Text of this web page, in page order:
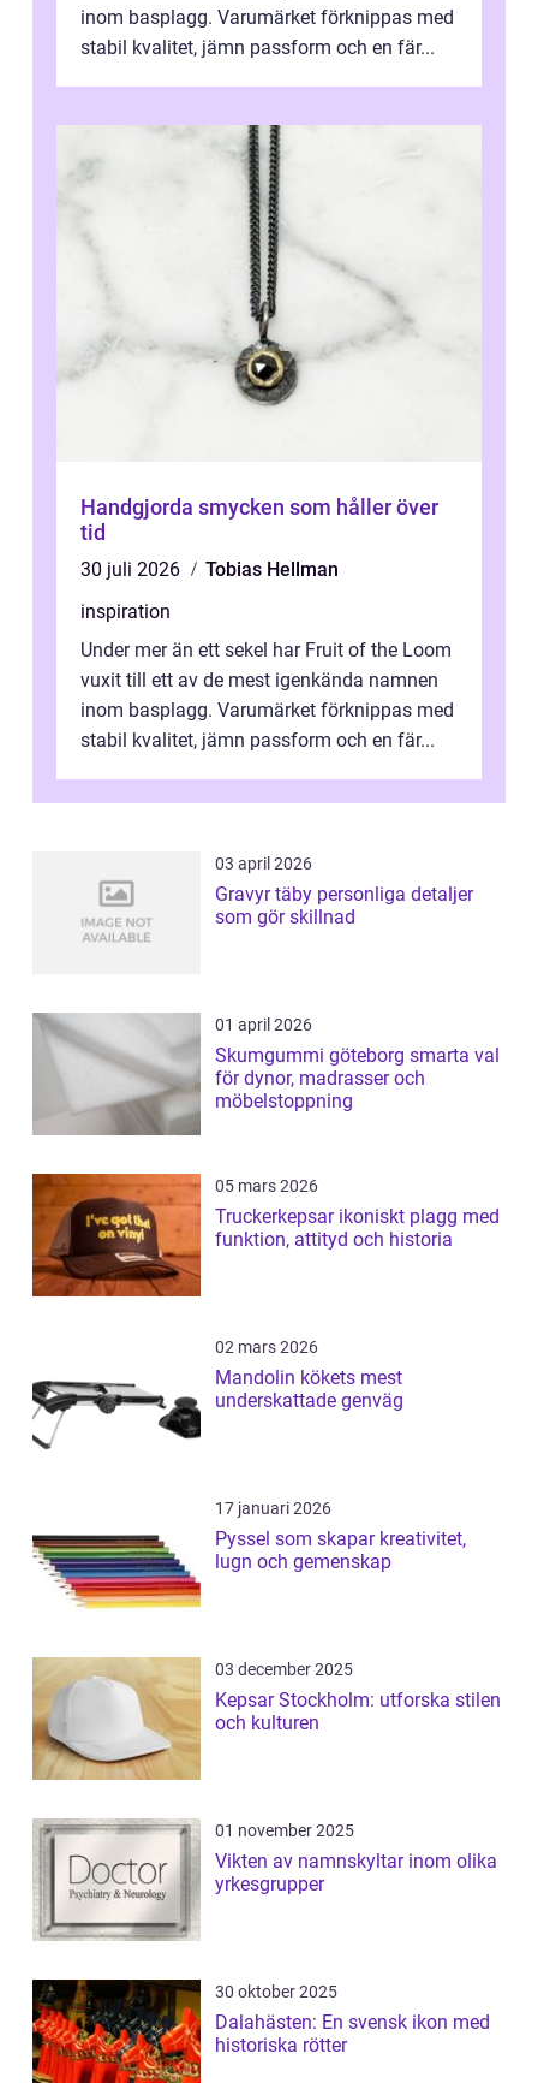
inom basplagg. Varumärket förknippas med
stabil kvalitet, jämn passform och en fär...
Handgjorda smycken som håller över
tid
30 juli 2026
Tobias Hellman
inspiration
Under mer än ett sekel har Fruit of the Loom
vuxit till ett av de mest igenkända namnen
inom basplagg. Varumärket förknippas med
stabil kvalitet, jämn passform och en fär...
03 april 2026
Gravyr täby personliga detaljer
som gör skillnad
01 april 2026
Skumgummi göteborg smarta val
för dynor, madrasser och
möbelstoppning
05 mars 2026
Truckerkepsar ikoniskt plagg med
funktion, attityd och historia
02 mars 2026
Mandolin kökets mest
underskattade genväg
17 januari 2026
Pyssel som skapar kreativitet,
lugn och gemenskap
03 december 2025
Kepsar Stockholm: utforska stilen
och kulturen
01 november 2025
Vikten av namnskyltar inom olika
yrkesgrupper
30 oktober 2025
Dalahästen: En svensk ikon med
historiska rötter